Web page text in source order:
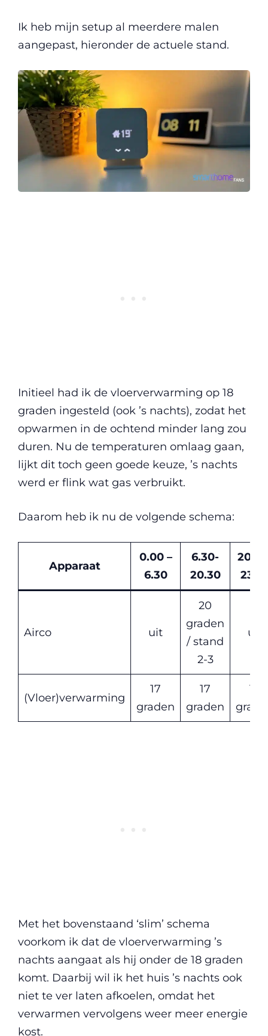
Ik heb mijn setup al meerdere malen
aangepast, hieronder de actuele stand.
Initieel had ik de vloerverwarming op 18
graden ingesteld (ook ’s nachts), zodat het
opwarmen in de ochtend minder lang zou
duren. Nu de temperaturen omlaag gaan,
lijkt dit toch geen goede keuze, ’s nachts
werd er flink wat gas verbruikt.
Daarom heb ik nu de volgende schema:
Apparaat
0.00 –
6.30
6.30-
20.30
Airco uit
20
graden
/ stand
2-3
uit
(Vloer)verwarming
17
graden
17
graden
17
Met het bovenstaand ‘slim’ schema
voorkom ik dat de vloerverwarming ’s
nachts aangaat als hij onder de 18 graden
komt. Daarbij wil ik het huis ’s nachts ook
niet te ver laten afkoelen, omdat het
verwarmen vervolgens weer meer energie
kost.